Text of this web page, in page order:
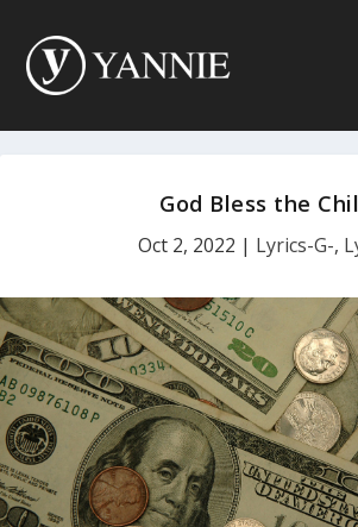
God Bless the
Oct 2, 2022 | Lyrics-G-,